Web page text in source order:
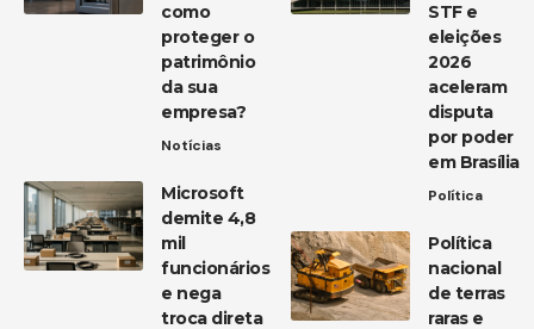
como
proteger o
patrimônio
da sua
empresa?
Notícias
Microsoft
demite 4,8
mil
funcionários
e nega
troca direta
STF e
eleições
2026
aceleram
disputa
por poder
em Brasília
Política
Política
nacional
de terras
raras e